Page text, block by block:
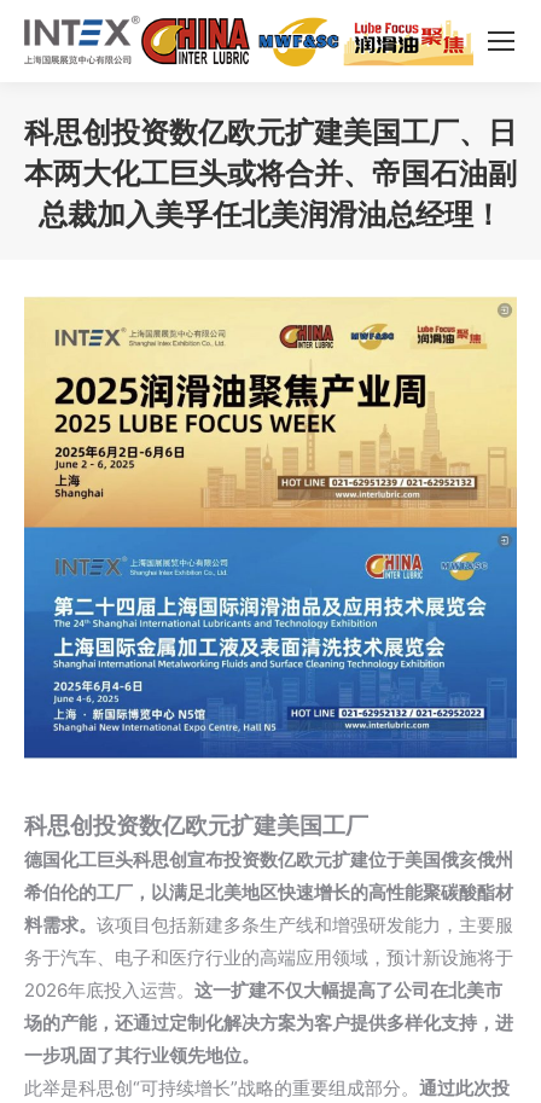
科思创投资数亿欧元扩建美国工厂、日
本两大化工巨头或将合并、帝国石油副
总裁加入美孚任北美润滑油总经理！
科思创投资数亿欧元扩建美国工厂
德国化工巨头科思创宣布投资数亿欧元扩建位于美国俄亥俄州
希伯伦的工厂，以满足北美地区快速增长的高性能聚碳酸酯材
料需求。 该项目包括新建多条生产线和增强研发能力，主要服
务于汽车、电子和医疗行业的高端应用领域，预计新设施将于
2026年底投入运营。 这一扩建不仅大幅提高了公司在北美市
场的产能，还通过定制化解决方案为客户提供多样化支持，进
一步巩固了其行业领先地位。
此举是科思创“可持续增长”战略的重要组成部分。 通过此次投